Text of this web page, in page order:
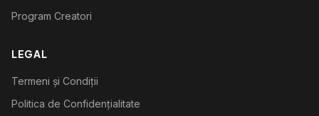
Program Creatori
LEGAL
Termeni și Condiții
Politica de Confidențialitate